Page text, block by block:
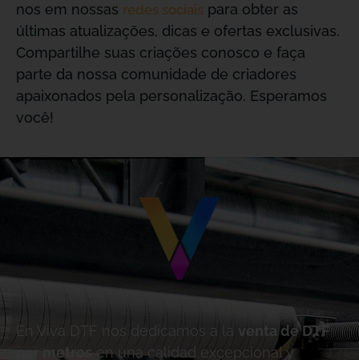
nos em nossas redes sociais para obter as
últimas atualizações, dicas e ofertas exclusivas.
Compartilhe suas criações conosco e faça
parte da nossa comunidade de criadores
apaixonados pela personalização. Esperamos
você!
En Viva DTF nos dedicamos a la
venta de DTF
por metros
en una calidad excepcional y